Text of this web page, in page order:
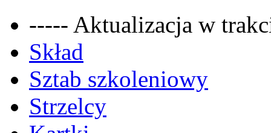
----- Aktualizacja w
Skład
Sztab szkoleniowy
Strzelcy